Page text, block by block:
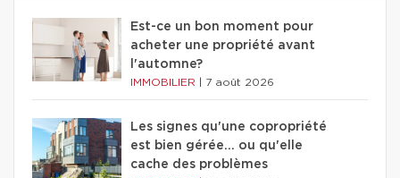
Est-ce un bon moment pour
acheter une propriété avant
l'automne?
IMMOBILIER 7 août 2026
Les signes qu'une copropriété
est bien gérée… ou qu'elle
cache des problèmes